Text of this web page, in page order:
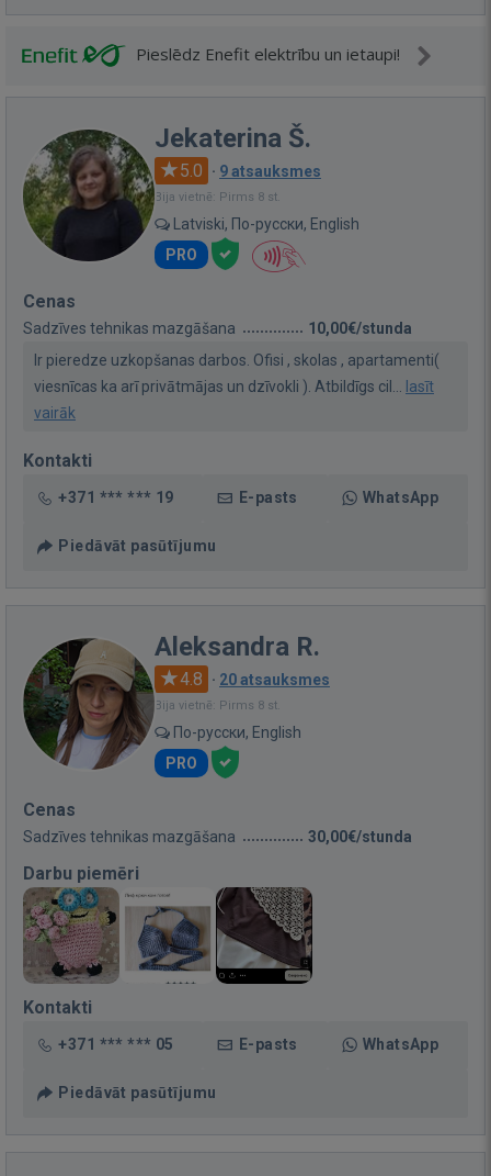
Pieslēdz Enefit elektrību un ietaupi!
Jekaterina Š.
5.0 · 9 atsauksmes
Bija vietnē: Pirms 8 st.
Latviski, По-русски, English
PRO
Cenas
Sadzīves tehnikas mazgāšana
10,00€/stunda
Ir pieredze uzkopšanas darbos. Ofisi , skolas , apartamenti(
viesnīcas ka arī privātmājas un dzīvokli ). Atbildīgs cil... lasīt
vairāk
Kontakti
+371 *** *** 19 E-pasts WhatsApp
Piedāvāt pasūtījumu
Aleksandra R.
4.8 · 20 atsauksmes
Bija vietnē: Pirms 8 st.
По-русски, English
PRO
Cenas
Sadzīves tehnikas mazgāšana 30,00€/stunda
Darbu piemēri
Kontakti
+371 *** *** 05 E-pasts WhatsApp
Piedāvāt pasūtījumu